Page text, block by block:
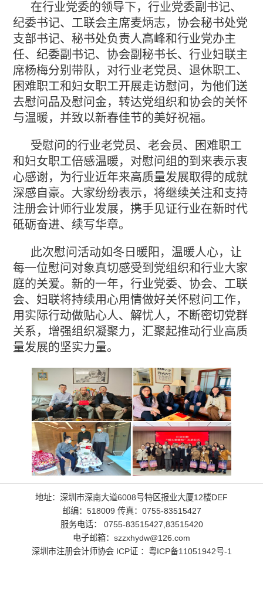
在行业党委的领导下，行业党委副书记、
纪委书记、工联会主席麦炳志，协会秘书处党
支部书记、秘书处负责人高峰和行业党办主
任、纪委副书记、协会副秘书长、行业妇联主
席杨梅分别带队，对行业老党员、退休职工、
困难职工和妇女职工开展走访慰问，为他们送
去慰问品及慰问金，转达党组织和协会的关怀
与温暖，并致以新春佳节的美好祝福。
受慰问的行业老党员、老会员、困难职工
和妇女职工倍感温暖，对慰问组的到来表示衷
心感谢，为行业近年来高质量发展取得的成就
深感自豪。大家纷纷表示，将继续关注和支持
注册会计师行业发展，携手见证行业在新时代
砥砺奋进、续写华章。
此次慰问活动如冬日暖阳，温暖人心，让
每一位慰问对象真切感受到党组织和行业大家
庭的关爱。新的一年，行业党委、协会、工联
会、妇联将持续用心用情做好关怀慰问工作，
用实际行动做贴心人、解忧人，不断密切党群
关系，增强组织凝聚力，汇聚起推动行业高质
量发展的坚实力量。
地址：深圳市深南大道6008号特区报业大厦12楼DEF
邮编：518009 传真：0755-83515427
服务电话： 0755-83515427,83515420
电子邮箱：szzxhydw@126.com
深圳市注册会计师协会 ICP证 ： 粤ICP备11051942号-1